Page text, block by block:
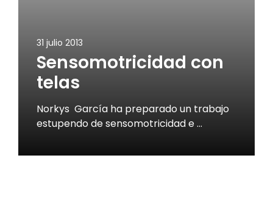
31 julio 2013
Sensomotricidad con
telas
Norkys García ha preparado un trabajo
estupendo de sensomotricidad e …